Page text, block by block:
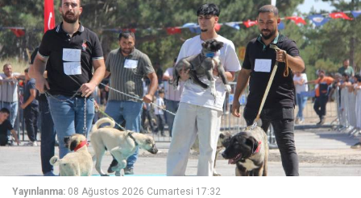
Yayınlanma: 08 Ağustos 2026 Cumartesi 17:32